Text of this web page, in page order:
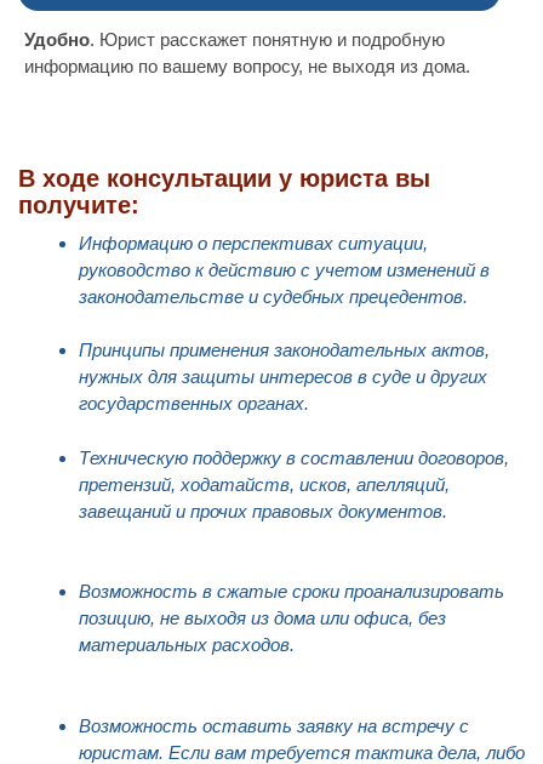
Удобно. Юрист расскажет понятную и подробную
информацию по вашему вопросу, не выходя из дома.
В ходе консультации у юриста вы
получите:
Информацию о перспективах ситуации,
руководство к действию с учетом изменений в
законодательстве и судебных прецедентов.
Принципы применения законодательных актов,
нужных для защиты интересов в суде и других
государственных органах.
Техническую поддержку в составлении договоров,
претензий, ходатайств, исков, апелляций,
завещаний и прочих правовых документов.
Возможность в сжатые сроки проанализировать
позицию, не выходя из дома или офиса, без
материальных расходов.
Возможность оставить заявку на встречу с
юристам. Если вам требуется тактика дела, либо